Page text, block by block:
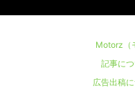
Motorz（
記事に
広告出稿